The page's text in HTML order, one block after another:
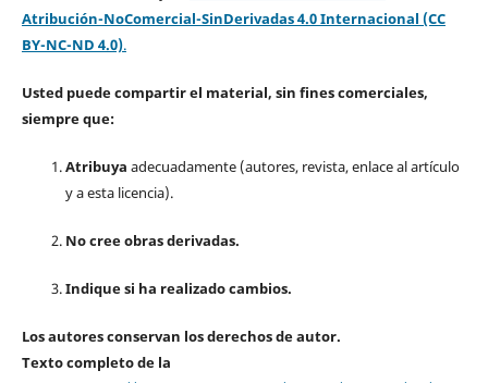
Atribución-NoComercial-SinDerivadas 4.0 Internacional (CC
BY-NC-ND 4.0).
Usted puede compartir el material, sin fines comerciales,
siempre que:
Atribuya adecuadamente (autores, revista, enlace al artículo
y a esta licencia).
No cree obras derivadas.
Indique si ha realizado cambios.
Los autores conservan los derechos de autor.
Texto completo de la